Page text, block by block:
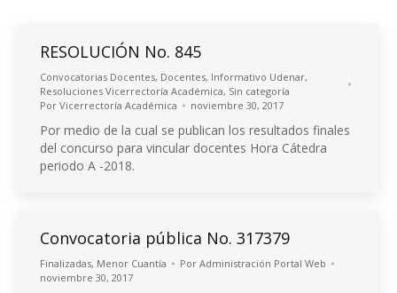
RESOLUCIÓN No. 845
Convocatorias Docentes, Docentes, Informativo Udenar,
Resoluciones Vicerrectoría Académica, Sin categoría
Por Vicerrectoría Académica noviembre 30, 2017
Por medio de la cual se publican los resultados finales
del concurso para vincular docentes Hora Cátedra
periodo A -2018.
Convocatoria pública No. 317379
Finalizadas, Menor Cuantía Por Administración Portal Web
noviembre 30, 2017